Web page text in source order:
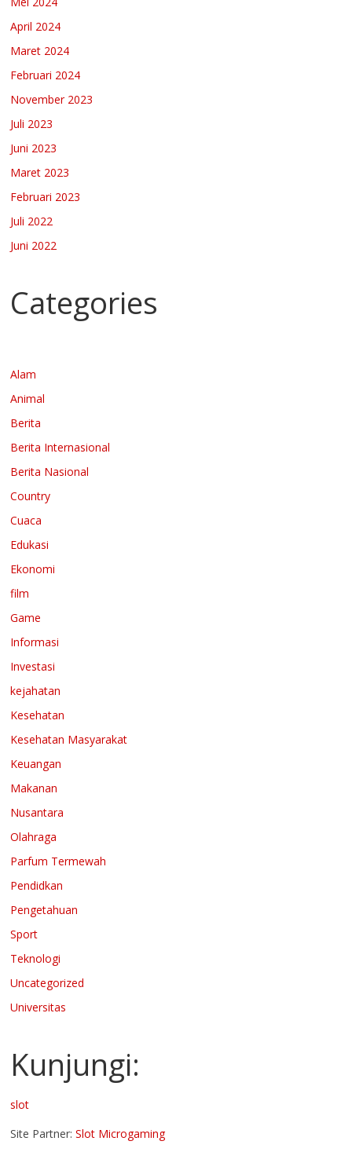
April 2024
Maret 2024
Februari 2024
November 2023
Juli 2023
Juni 2023
Maret 2023
Februari 2023
Juli 2022
Juni 2022
Categories
Alam
Animal
Berita
Berita Internasional
Berita Nasional
Country
Cuaca
Edukasi
Ekonomi
film
Game
Informasi
Investasi
kejahatan
Kesehatan
Kesehatan Masyarakat
Keuangan
Makanan
Nusantara
Olahraga
Parfum Termewah
Pendidkan
Pengetahuan
Sport
Teknologi
Uncategorized
Universitas
Kunjungi:
slot
Site Partner:Slot Microgaming